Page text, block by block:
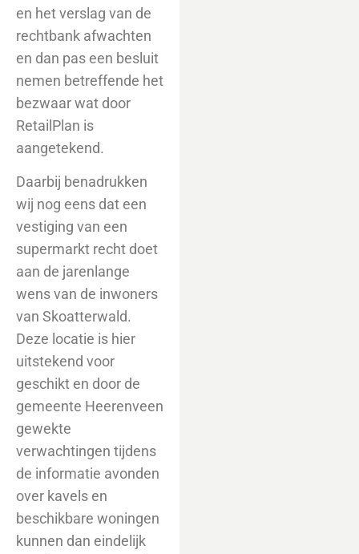
en het verslag van de
rechtbank afwachten
en dan pas een besluit
nemen betreffende het
bezwaar wat door
RetailPlan is
aangetekend.
Daarbij benadrukken
wij nog eens dat een
vestiging van een
supermarkt recht doet
aan de jarenlange
wens van de inwoners
van Skoatterwald.
Deze locatie is hier
uitstekend voor
geschikt en door de
gemeente Heerenveen
gewekte
verwachtingen tijdens
de informatie avonden
over kavels en
beschikbare woningen
kunnen dan eindelijk